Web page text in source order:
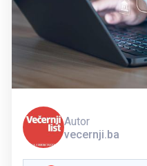
Autor
vecernji.ba